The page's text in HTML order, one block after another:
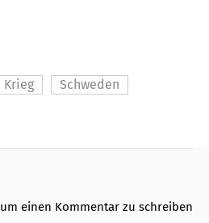
Krieg Schweden
um einen Kommentar zu schreiben